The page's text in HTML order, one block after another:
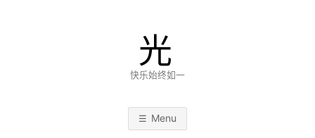
光
快乐始终如一
Menu